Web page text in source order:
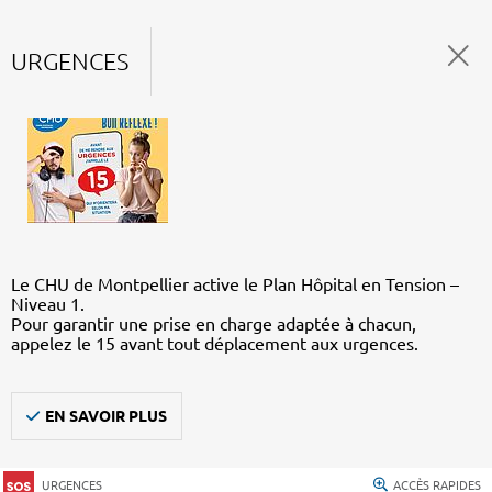
URGENCES
Le CHU de Montpellier active le Plan Hôpital en Tension –
Niveau 1.
Pour garantir une prise en charge adaptée à chacun,
appelez le 15 avant tout déplacement aux urgences.
EN SAVOIR PLUS
URGENCES ACCÈS RAPIDES